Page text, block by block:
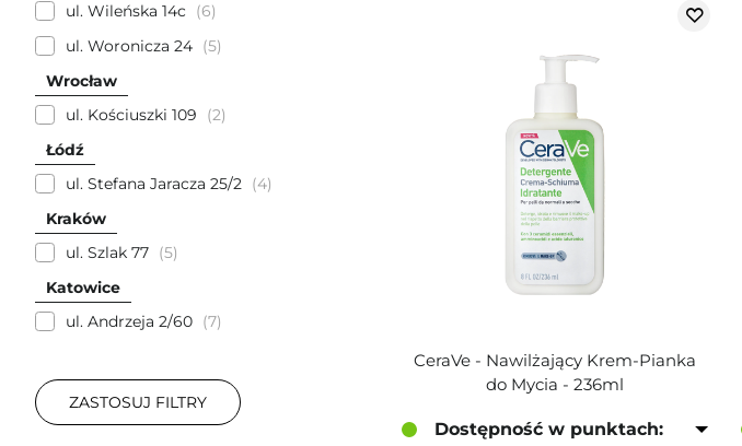
ul. Wileńska 14c
6
ul. Woronicza 24
5
Wrocław
ul. Kościuszki 109
2
Łódź
ul. Stefana Jaracza 25/2
4
Kraków
ul. Szlak 77
5
Katowice
ul. Andrzeja 2/60
7
ZASTOSUJ FILTRY
CeraVe - Nawilżający Krem-Pianka
do Mycia - 236ml
Dostępność w punktach: